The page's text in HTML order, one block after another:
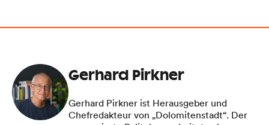
Gerhard Pirkner
Gerhard Pirkner ist Herausgeber und
Chefredakteur von „Dolomitenstadt“. Der